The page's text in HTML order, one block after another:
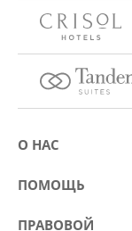
О НАС
О компании
ПОМОЩЬ
Контакт
ПРАВОВОЙ